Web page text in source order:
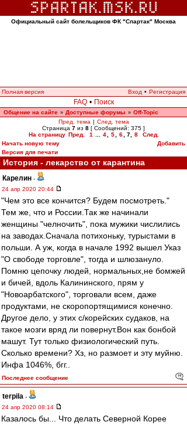
Официальный сайт болельщиков ФК "Спартак" Москва
Полная версия Вход • Регистрация
FAQ • Поиск
Общение на сайте » Доступные форумы » Off-Topic
Пред. тема | След. тема
Страница 7 из 8 [ Сообщений: 375 ]
На страницу Пред. 1 4 5 6 7, 8
След.
Начать новую тему
Добавить
Версия для печати
История - лекарство от карантина
Карелин -
24 апр 2020 20:44
"Чем это все кончится? Будем посмотреть."
Тем же, что и России.Так же начинали
женщины "челночить", пока мужики числились
на заводах.Сначала потихоньку, турыстами в
польши. А уж, когда в начале 1992 вышел Указ
"О свободе торговле", тогда и шлюзануло.
Помню цепочку людей, нормальных,не бомжей
и бичей, вдоль Калининского, прям у
"Новоарбатского", торговали всем, даже
продуктами, не скоропортящимися конечно.
Другое дело, у этих с/корейских судаков, на
такое мозги вряд ли повернут.Вон как бонбой
машут. Тут только физиологический путь.
Сколько времени? Хз, но размоет и эту муйню.
Инфа 1046%, бгг..
Последнее сообщение
terpila -
24 апр 2020 08:14
Казалось бы... Что делать Северной Корее